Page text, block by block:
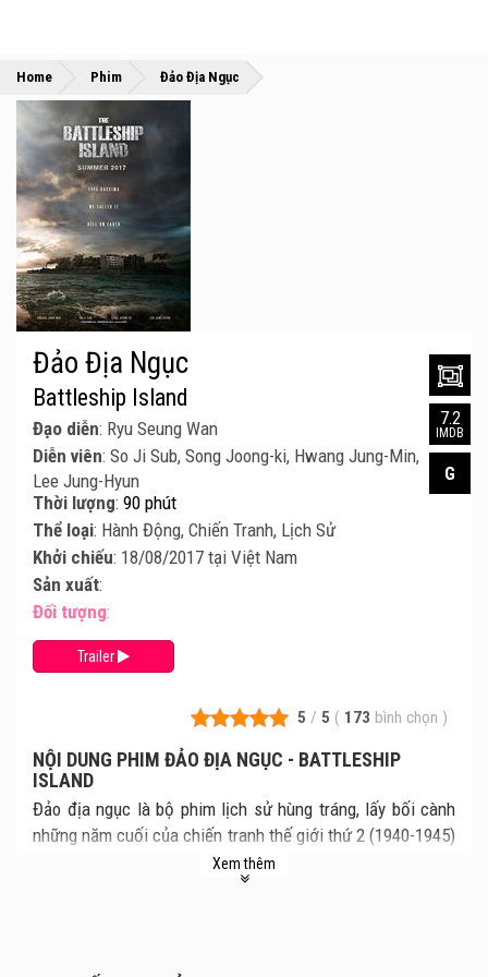
Home »
Phim »
Đảo Địa Ngục
5 / 5 ( 173 bình chọn )
NỘI DUNG PHIM ĐẢO ĐỊA NGỤC - BATTLESHIP
ISLAND
Đảo địa ngục là bộ phim lịch sử hùng tráng, lấy bối cành
những năm cuối của chiến tranh thế giới thứ 2 (1940-1945)
tại hòn đảo thuộc địa Hashima. Đây chính là nơi phát xít
Nhật bắt những người dân vô tội từ Trung Quốc và Hàn
Xem thêm
Đảo Địa Ngục
Battleship Island
Đạo diễn: Ryu Seung Wan
Diễn viên: So Ji Sub, Song Joong-ki, Hwang Jung-Min,
Lee Jung-Hyun
Thời lượng: 90 phút
Thể loại: Hành Động, Chiến Tranh, Lịch Sử
Khởi chiếu: 18/08/2017 tại Việt Nam
Sản xuất:
Đối tượng:
Trailer
7.2
IMDB
G